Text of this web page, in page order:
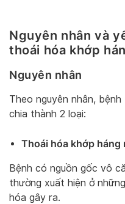
Nguyên nhân và
thoái hóa khớp
Nguyên nhân
Theo nguyên nhân,
chia thành 2 loại:
Thoái hóa khớp háng
Bệnh có nguồn gốc vô
thường xuất hiện ở
hóa gây ra.